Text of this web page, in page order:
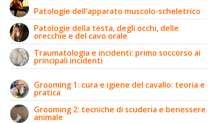
Patologie dell'apparato muscolo-scheletrico
Patologie della testa, degli occhi, delle
orecchie e del cavo orale
Traumatologia e incidenti: primo soccorso ai
principali incidenti
Grooming 1: cura e igiene del cavallo: teoria e
pratica
Grooming 2: tecniche di scuderia e benessere
animale